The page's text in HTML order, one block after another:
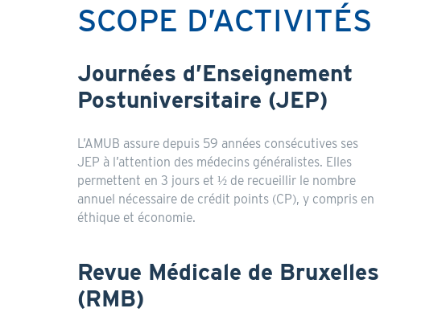
SCOPE D’ACTIVITÉS
Journées d’Enseignement
Postuniversitaire (JEP)
L’AMUB assure depuis 59 années consécutives ses
JEP à l’attention des médecins généralistes. Elles
permettent en 3 jours et ½ de recueillir le nombre
annuel nécessaire de crédit points (CP), y compris en
éthique et économie.
Revue Médicale de Bruxelles
(RMB)